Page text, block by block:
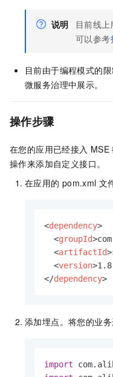
说明 目前线
可以参考
目前由于编程模式的
微服务治理中展示。
操作步骤
在您的应用已经接入 MSE
操作来添加自定义接口。
在应用的 pom.xml 文
<dependency>
<groupId>
<artifactId>
<version>
</dependency>
添加埋点。将您的业
import